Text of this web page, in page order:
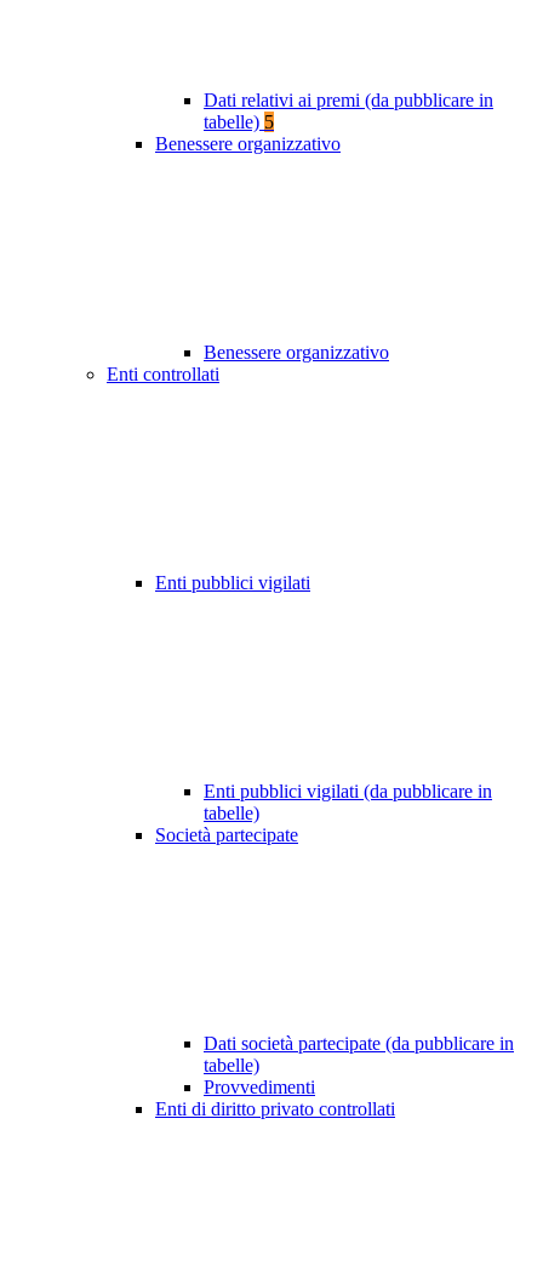
Dati relativi ai premi (da pubblicare in
tabelle) 5
Benessere organizzativo
Benessere organizzativo
Enti controllati
Enti pubblici vigilati
Enti pubblici vigilati (da pubblicare in
tabelle)
Società partecipate
Dati società partecipate (da pubblicare in
tabelle)
Provvedimenti
Enti di diritto privato controllati